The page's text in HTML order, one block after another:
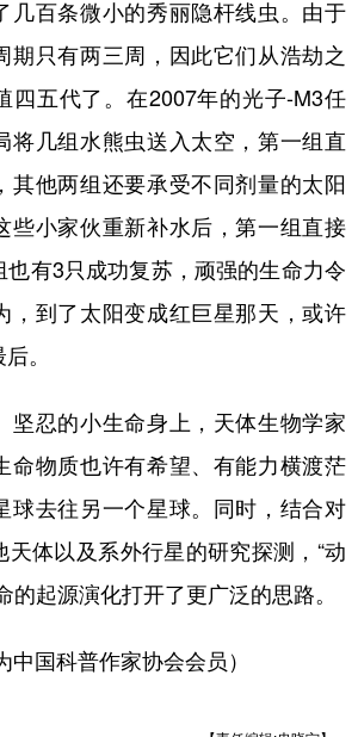
几百条微小的秀丽隐杆线虫。由于
期只有两三周，因此它们从浩劫之
四五代了。在2007年的光子-M3任
将几组水熊虫送入太空，第一组直
其他两组还要承受不同剂量的太阳
些小家伙重新补水后，第一组直接
也有3只成功复苏，顽强的生命力令
，到了太阳变成红巨星那天，或许
。
忍的小生命身上，天体生物学家
命物质也许有希望、有能力横渡茫
球去往另一个星球。同时，结合对
天体以及系外行星的研究探测，“动
的起源演化打开了更广泛的思路。
国科普作家协会会员）